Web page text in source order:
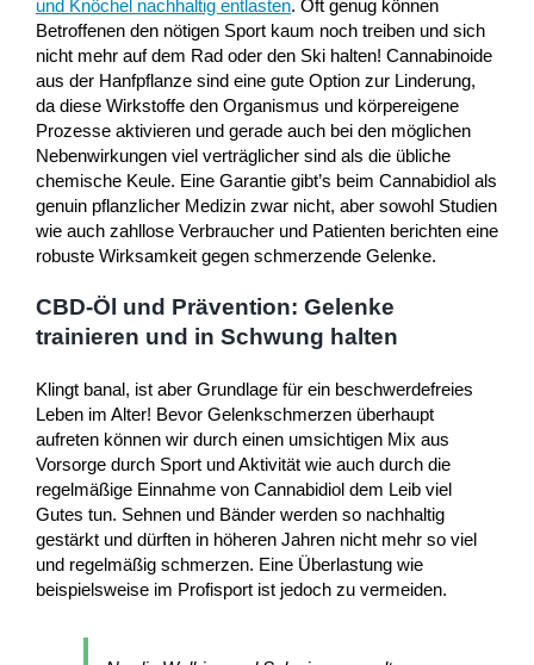
und Knöchel nachhaltig entlasten. Oft genug können
Betroffenen den nötigen Sport kaum noch treiben und sich
nicht mehr auf dem Rad oder den Ski halten! Cannabinoide
aus der Hanfpflanze sind eine gute Option zur Linderung,
da diese Wirkstoffe den Organismus und körpereigene
Prozesse aktivieren und gerade auch bei den möglichen
Nebenwirkungen viel verträglicher sind als die übliche
chemische Keule. Eine Garantie gibt’s beim Cannabidiol als
genuin pflanzlicher Medizin zwar nicht, aber sowohl Studien
wie auch zahllose Verbraucher und Patienten berichten eine
robuste Wirksamkeit gegen schmerzende Gelenke.
CBD-Öl und Prävention: Gelenke
trainieren und in Schwung halten
Klingt banal, ist aber Grundlage für ein beschwerdefreies
Leben im Alter! Bevor Gelenkschmerzen überhaupt
aufreten können wir durch einen umsichtigen Mix aus
Vorsorge durch Sport und Aktivität wie auch durch die
regelmäßige Einnahme von Cannabidiol dem Leib viel
Gutes tun. Sehnen und Bänder werden so nachhaltig
gestärkt und dürften in höheren Jahren nicht mehr so viel
und regelmäßig schmerzen. Eine Überlastung wie
beispielsweise im Profisport ist jedoch zu vermeiden.